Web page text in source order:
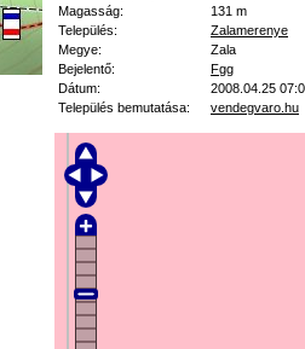
Magasság:
131 m
Település:
Zalamerenye
Megye:
Zala
Bejelentő:
Fgg
Dátum:
2008.04.25
Település bemutatása:
vendegvaro.hu